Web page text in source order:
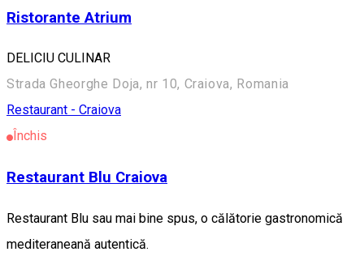
Ristorante Atrium
DELICIU CULINAR
Strada Gheorghe Doja, nr 10, Craiova, Romania
Restaurant - Craiova
Închis
Restaurant Blu Craiova
Restaurant Blu sau mai bine spus, o călătorie gastronomică
mediteraneană autentică.